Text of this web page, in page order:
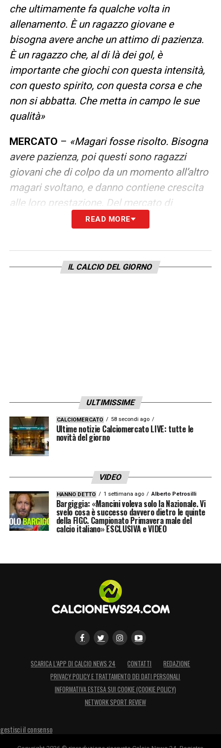
che ultimamente fa qualche volta in
allenamento. È un ragazzo giovane e
bisogna avere anche un attimo di pazienza.
È un ragazzo che, al di là dei gol, è
importante che giochi con questa intensità,
con questo spirito, con questa corsa e che
non si abbatta. Che metta in campo le sue
qualità»
MERCATO – «Magari fosse risolto. Bisogna
avere pazienza, poi questi sono ragazzi
giovani che di colpo da un momento all’altro
magari svoltano, e danno contiene crescita
alle loro prestazione. Del mercato di
gennaio se ne parlerà più avanti
incontri squadre che sono leader nei loro
campionati, quindi sono altri tipi di partite.
riflesso, molto spesso incontri anche degli
attaccanti micidiali e fortissimi. È un po’
singolare dire che è più facile giocare in
Europa. È un altro tipo di calcio, questo sì
calendario, risultati, classifica
LA PLAYLIST DELLE NOSTRE TOP NEWS
READ MORE
IL CALCIO DEL GIORNO
ULTIMISSIME
CALCIOMERCATO 58 secondi ago
Ultime notizie Calciomercato LIVE: tutte le
novità del giorno
VIDEO
HANNO DETTO 1 settimana ago Alberto Petrosilli
Bargiggia: «Mancini voleva solo la Nazionale. Vi
svelo cosa è successo davvero dietro le quinte
della FIGC. Campionato Primavera male del
calcio italiano» ESCLUSIVA e VIDEO
SCARICA L’APP DI CALCIO NEWS 24 CONTATTI
REDAZIONE
PRIVACY POLICY E TRATTAMENTO DEI DATI PERSONALI
INFORMATIVA ESTESA SUI COOKIE (COOKIE POLICY)
NETWORK SPORT REVIEW
gestisci il consenso